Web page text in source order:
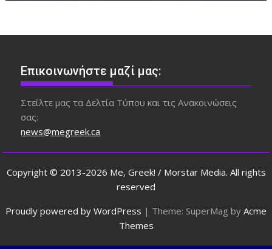
Επικοινωνήστε μαζί μας:
Στείλτε μας τα Δελτία Τύπου και τις Ανακοινώσεις
σας:
news@megreek.ca
Copyright © 2013-2026 Me, Greek! / Morstar Media. All rights
reserved
Proudly powered by WordPress | Theme: SuperMag by Acme
Themes